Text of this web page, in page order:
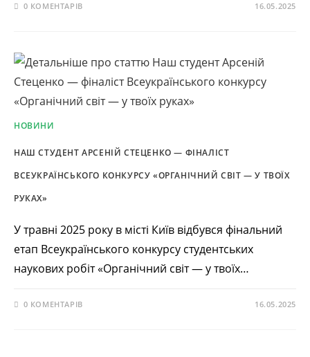
0 КОМЕНТАРІВ 16.05.2025
НОВИНИ
НАШ СТУДЕНТ АРСЕНІЙ СТЕЦЕНКО — ФІНАЛІСТ
ВСЕУКРАЇНСЬКОГО КОНКУРСУ «ОРГАНІЧНИЙ СВІТ — У ТВОЇХ
РУКАХ»
У травні 2025 року в місті Київ відбувся фінальний
етап Всеукраїнського конкурсу студентських
наукових робіт «Органічний світ — у твоїх…
0 КОМЕНТАРІВ 16.05.2025